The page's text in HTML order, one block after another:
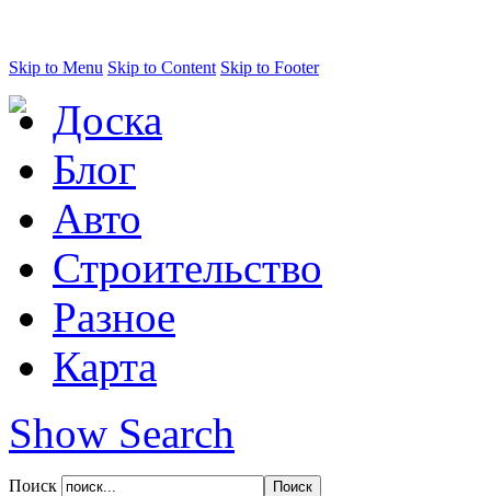
Skip to Menu Skip to Content Skip to Footer
Доска
Блог
Авто
Строительство
Разное
Карта
Show Search
Поиск